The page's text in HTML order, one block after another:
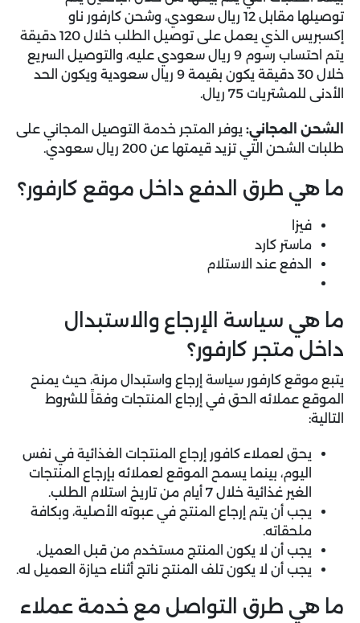
توصيلها مقابل 12 ريال سعودي، وشحن كارفور ناو
إكسبريس الذي يعمل على توصيل الطلب خلال 120 دقيقة
يتم احتساب رسوم 9 ريال سعودي عليه، والتوصيل السريع
خلال 30 دقيقة يكون بقيمة 9 ريال سعودية ويكون الحد
الأدنى للمشتريات 75 ريال.
الشحن المجاني: يوفر المتجر خدمة التوصيل المجاني على
طلبات الشحن التي تزيد قيمتها عن 200 ريال سعودي.
ما هي طرق الدفع داخل موقع كارفور؟
فيزا
ماستر كارد
الدفع عند الاستلام
ما هي سياسة الإرجاع والاستبدال
داخل متجر كارفور؟
يتبع موقع كارفور سياسة إرجاع واستبدال مرنة، حيث يمنح
الموقع عملائه الحق في إرجاع المنتجات وفقاً للشروط
التالية:
يحق لعملاء كافور إرجاع المنتجات الغذائية في نفس
اليوم، بينما يسمح الموقع لعملائه بإرجاع المنتجات
الغير غذائية خلال 7 أيام من تاريخ استلام الطلب.
يجب أن يتم إرجاع المنتج في عبوته الأصلية، وبكافة
ملحقاته.
يجب أن لا يكون المنتج مستخدم من قبل العميل.
يجب أن لا يكون تلف المنتج ناتج أثناء حيازة العميل له.
ما هي طرق التواصل مع خدمة عملاء